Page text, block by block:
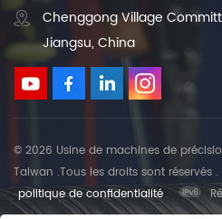
Chenggong Village
Jiangsu, China
© 2026 Usine de machines de
Taiwan .Tous les droits sont réservés .
politique de confidentialité